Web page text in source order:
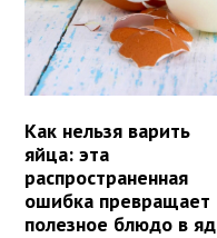
Как нельзя варить
яйца: эта
распространенная
ошибка превращает
полезное блюдо в яд